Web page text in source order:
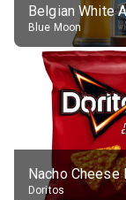
Blue Moon
Doritos